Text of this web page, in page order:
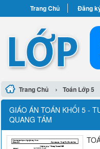
Trang Chủ Đăng
Trang Chủ › Toán Lớp 5
GIÁO ÁN TOÁN KHỐI 5 -
QUANG TÁM